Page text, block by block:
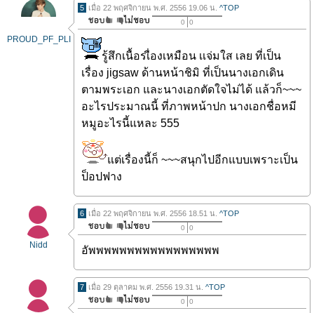
PROUD_PF_PLI
5 เมื่อ 22 พฤศจิกายน พ.ศ. 2556 19.06 น. ^TOP
0 0
รู้สึกเนื้อรเื่องเหมือน เเจ่มใส เลย ที่เป็น
เรื่อง jigsaw ด้านหน้าชิมิ ที่เป็นนางเอกเดิน
ตามพระเอก และนางเอกตัดใจไม่ได้ แล้วก็~~~
อะไรประมาณนี้ ที่ภาพหน้าปก นางเอกชื่อหมี
หมูอะไรนี้แหละ 555
แต่เรื่องนี้ก็ ~~~สนุกไปอีกแบบเพราะเป็น
ป็อปฟาง
Nidd
6 เมื่อ 22 พฤศจิกายน พ.ศ. 2556 18.51 น. ^TOP
0 0
อัพพพพพพพพพพพพพพพพพ
7 เมื่อ 29 ตุลาคม พ.ศ. 2556 19.31 น. ^TOP
0 0